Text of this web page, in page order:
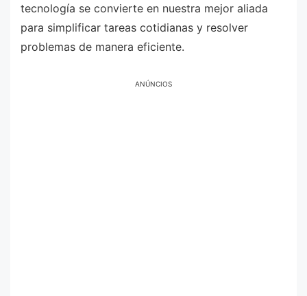
tecnología se convierte en nuestra mejor aliada
para simplificar tareas cotidianas y resolver
problemas de manera eficiente.
ANÚNCIOS